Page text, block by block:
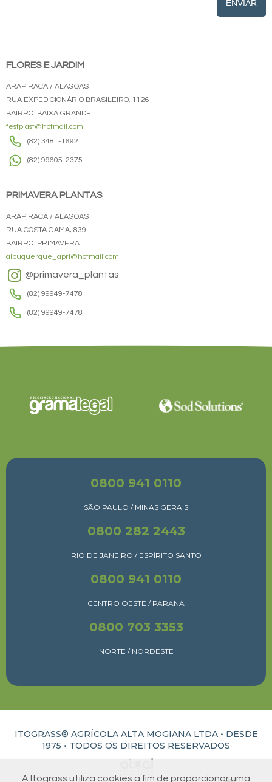
ENVIAR
FLORES E JARDIM
ARAPIRACA / ALAGOAS
RUA EXPEDICIONÁRIO BRASILEIRO, 1126
BAIRRO: BAIXA GRANDE
festplast@hotmail.com
(82) 3481-1692
(82) 99605-2375
PRIMAVERA PLANTAS
ARAPIRACA / ALAGOAS
RUA COSTA GAMA, 839
BAIRRO: PRIMAVERA
albuquerque_aprl@hotmail.com
@primavera_plantas
(82) 99949-7478
(82) 99949-7478
0800 941 0110
SÃO PAULO / MINAS GERAIS
0800 282 2443
RIO DE JANEIRO / ESPÍRITO SANTO
0800 941 0110
CENTRO OESTE / PARANÁ
0800 703 3353
NORTE / NORDESTE
ITOGRASS® AGRÍCOLA ALTA MOGIANA LTDA • DESDE
1975 • TODOS OS DIREITOS RESERVADOS
A Itograss utiliza cookies a fim de proporcionar uma